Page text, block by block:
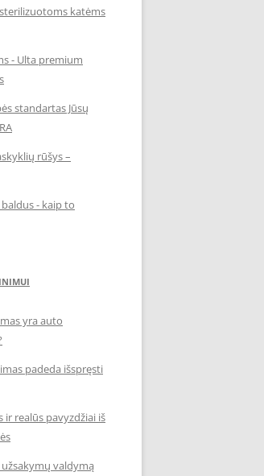
katėms
- Ulta premium
standartas Jūsų
rūšys –
- kaip to
yra auto
padeda išspręsti
ir realūs pavyzdžiai iš
valdymą